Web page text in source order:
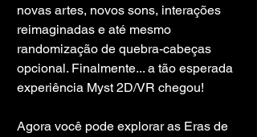
novas artes, novos sons, interações
reimaginadas e até mesmo
randomização de quebra-cabeças
opcional. Finalmente... a tão esperada
experiência Myst 2D/VR chegou!
Agora você pode explorar as Eras de